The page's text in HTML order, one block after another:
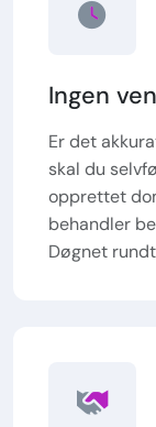
Ingen
Er det
skal du
opprettet
behandler
Døgnet